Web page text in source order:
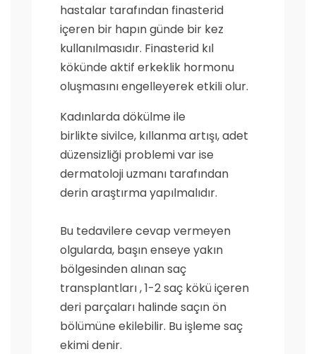
hastalar tarafından finasterid
içeren bir hapın günde bir kez
kullanılmasıdır. Finasterid kıl
kökünde aktif erkeklik hormonu
oluşmasını engelleyerek etkili olur.
Kadınlarda dökülme ile
birlikte sivilce, kıllanma artışı, adet
düzensizliği problemi var ise
dermatoloji uzmanı tarafından
derin araştırma yapılmalıdır.
Bu tedavilere cevap vermeyen
olgularda, başın enseye yakın
bölgesinden alınan saç
transplantları , 1-2 saç kökü içeren
deri parçaları halinde saçın ön
bölümüne ekilebilir. Bu işleme saç
ekimi denir.